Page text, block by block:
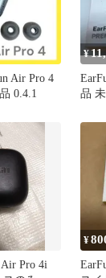
Air Pro 4
0.4.1
¥
品
Air Pro 4i
¥